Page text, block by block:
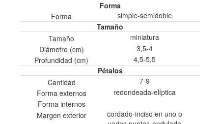
Forma
Forma
simple-semidoble
Tamaño
Tamaño
miniatura
Diámetro (cm)
3,5-4
Profundidad (cm)
4,5-5,5
Pétalos
Cantidad
7-9
Forma externos
redondeada-elíptica
Forma internos
Margen exterior
cordado-inciso en uno o